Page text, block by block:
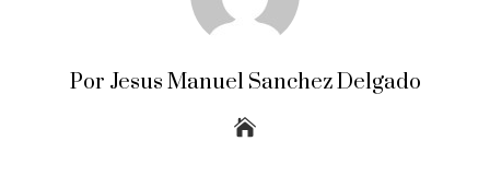
Por Jesus Manuel Sanchez Delgado